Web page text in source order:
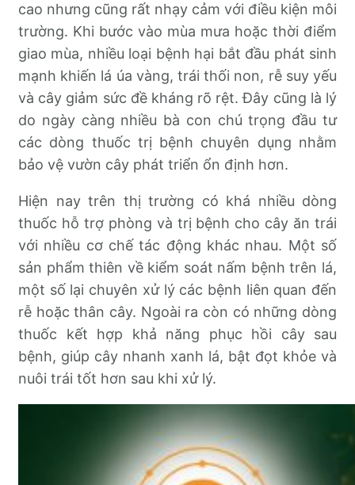
cao nhưng cũng rất nhạy cảm với điều kiện môi
trường. Khi bước vào mùa mưa hoặc thời điểm
giao mùa, nhiều loại bệnh hại bắt đầu phát sinh
mạnh khiến lá úa vàng, trái thối non, rễ suy yếu
và cây giảm sức đề kháng rõ rệt. Đây cũng là lý
do ngày càng nhiều bà con chú trọng đầu tư
các dòng thuốc trị bệnh chuyên dụng nhằm
bảo vệ vườn cây phát triển ổn định hơn.
Hiện nay trên thị trường có khá nhiều dòng
thuốc hỗ trợ phòng và trị bệnh cho cây ăn trái
với nhiều cơ chế tác động khác nhau. Một số
sản phẩm thiên về kiểm soát nấm bệnh trên lá,
một số lại chuyên xử lý các bệnh liên quan đến
rễ hoặc thân cây. Ngoài ra còn có những dòng
thuốc kết hợp khả năng phục hồi cây sau
bệnh, giúp cây nhanh xanh lá, bật đọt khỏe và
nuôi trái tốt hơn sau khi xử lý.